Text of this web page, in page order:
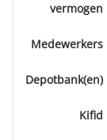
vermogen
Medewerkers
Depotbank(en)
Kifid